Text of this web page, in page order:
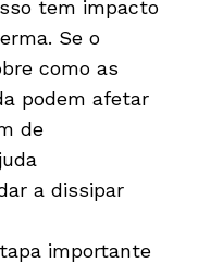
tem impacto
Se o
como as
podem afetar
de
a dissipar
importante